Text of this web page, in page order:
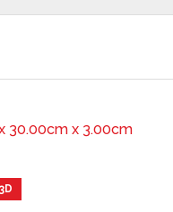
30.00cm x 3.00cm